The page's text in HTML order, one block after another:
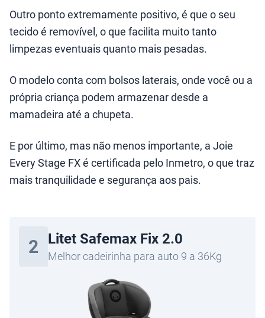
Outro ponto extremamente positivo, é que o seu
tecido é removível, o que facilita muito tanto
limpezas eventuais quanto mais pesadas.
O modelo conta com bolsos laterais, onde você ou a
própria criança podem armazenar desde a
mamadeira até a chupeta.
E por último, mas não menos importante, a Joie
Every Stage FX é certificada pelo Inmetro, o que traz
mais tranquilidade e segurança aos pais.
2 Litet Safemax Fix 2.0
Melhor cadeirinha para auto 9 a 36Kg